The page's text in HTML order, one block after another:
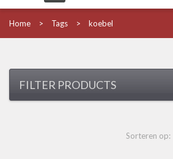
Home Tags koebel
FILTER PRODUCTS
Sorteren op: